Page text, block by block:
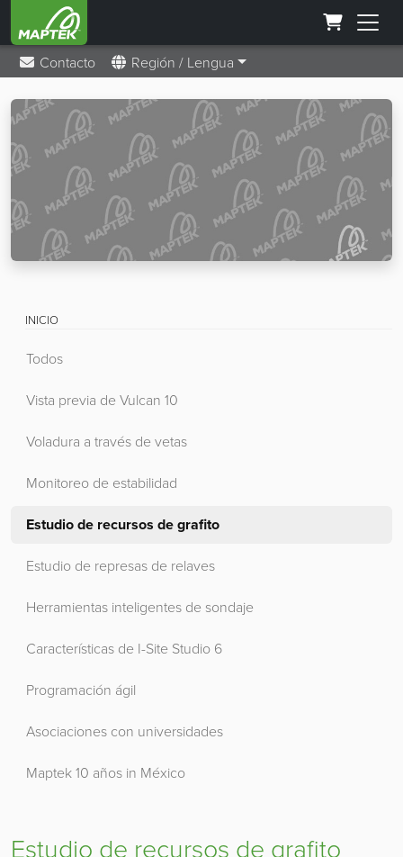
Contacto Región / Lengua
INICIO
Todos
Vista previa de Vulcan 10
Voladura a través de vetas
Monitoreo de estabilidad
Estudio de recursos de grafito
Estudio de represas de relaves
Herramientas inteligentes de sondaje
Características de I-Site Studio 6
Programación ágil
Asociaciones con universidades
Maptek 10 años in México
Estudio de recursos de grafito